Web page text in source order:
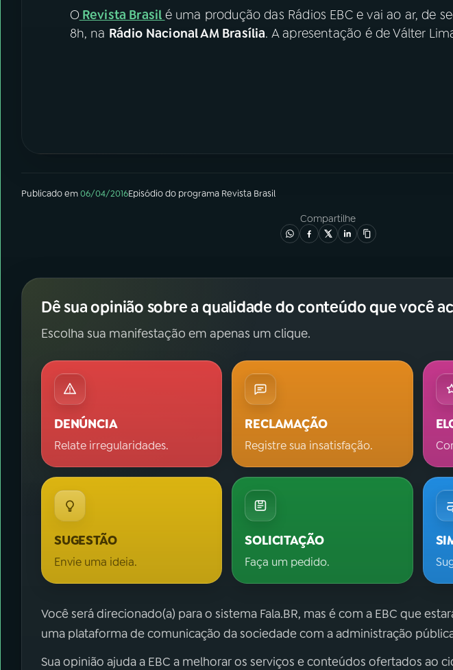
ORevista Brasil é uma produção das Rádios EBC e vai ao ar, de
8h, na Rádio Nacional AM Brasília. A apresentação é de Válter
Publicado em06/04/2016Episódiodo programa Revista Brasil
Compartilhe
Dê sua opinião sobre a qualidade do conteúdo que você
Escolha sua manifestação em apenas um clique.
DENÚNCIA
Relate irregularidades.
RECLAMAÇÃO
Registre sua insatisfação.
SUGESTÃO
Envie uma ideia.
SOLICITAÇÃO
Faça um pedido.
Você será direcionado(a) para o sistema Fala.BR, mas é com a EBC que
uma plataforma de comunicação da sociedade com a administração
Sua opinião ajuda a EBC a melhorar os serviços e conteúdos ofertados ao